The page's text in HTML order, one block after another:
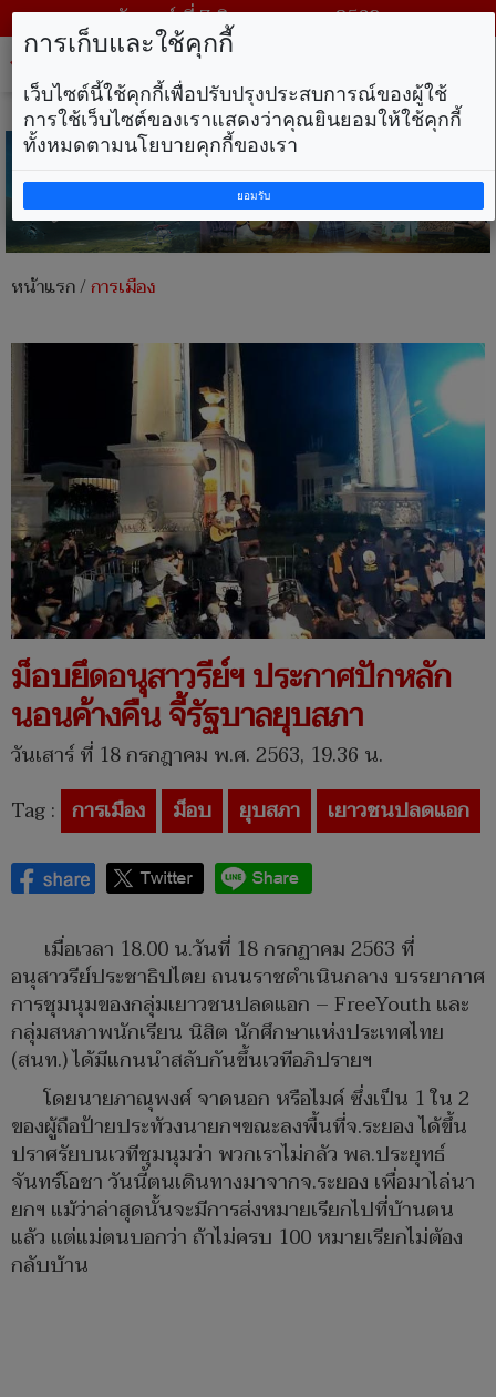
วันศุกร์ ที่ 7 สิงหาคม พ.ศ. 2569
หน้าแรก/การเมือง
ม็อบยึดอนุสาวรีย์ฯ ประกาศปักหลัก
นอนค้างคืน จี้รัฐบาลยุบสภา
วันเสาร์ ที่ 18 กรกฎาคม พ.ศ. 2563, 19.36 น.
Tag : การเมือง ม็อบ ยุบสภา เยาวชนปลดแอก
เมื่อเวลา 18.00 น.วันที่ 18 กรกฏาคม 2563 ที่
อนุสาวรีย์ประชาธิปไตย ถนนราชดำเนินกลาง บรรยากาศ
การชุมนุมของกลุ่มเยาวชนปลดแอก – FreeYouth และ
กลุ่มสหภาพนักเรียน นิสิต นักศึกษาแห่งประเทศไทย
(สนท.) ได้มีแกนนำสลับกันขึ้นเวทีอภิปรายฯ
โดยนายภาณุพงศ์ จาดนอก หรือไมค์ ซึ่งเป็น 1 ใน 2
ของผู้ถือป้ายประท้วงนายกฯขณะลงพื้นที่จ.ระยอง ได้ขึ้น
ปราศรัยบนเวทีชุมนุมว่า พวกเราไม่กลัว พล.ประยุทธ์
จันทร์โอชา วันนี้ตนเดินทางมาจากจ.ระยอง เพื่อมาไล่นา
ยกฯ แม้ว่าล่าสุดนั้นจะมีการส่งหมายเรียกไปที่บ้านตน
แล้ว แต่แม่ตนบอกว่า ถ้าไม่ครบ 100 หมายเรียกไม่ต้อง
กลับบ้าน
การเก็บและใช้คุกกี้
เว็บไซต์นี้ใช้คุกกี้เพื่อปรับปรุงประสบการณ์ของผู้ใช้
การใช้เว็บไซต์ของเราแสดงว่าคุณยินยอมให้ใช้คุกกี้
ทั้งหมดตามนโยบายคุกกี้ของเรา
ยอมรับ